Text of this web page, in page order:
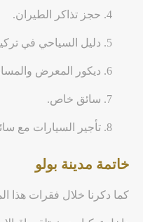
حجز تذاكر الطيران.
دليل السياحي في
ديكور المعرض
سائق خاص.
تأجير السيارات مع
خاتمة مدينة بولو
كما دكرنا خلال فقرات هذا